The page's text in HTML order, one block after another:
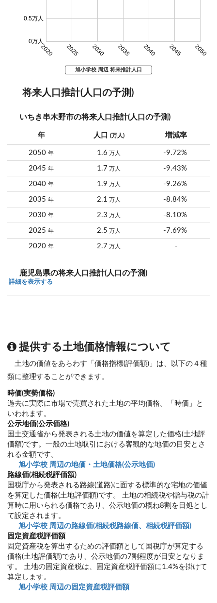
2020 2025 2030 2035 2040 2045 2050
0万人
0.5万人
旭小学校 周辺 将来推計人口
将来人口推計(人口の予測)
いちき串木野市の将来人口推計(人口の予測)
年 人口 (万人) 増減率
2050 年 1.6 万人 -9.72%
2045 年 1.7 万人 -9.43%
2040 年 1.9 万人 -9.26%
2035 年 2.1 万人 -8.84%
2030 年 2.3 万人 -8.10%
2025 年 2.5 万人 -7.69%
2020 年 2.7 万人 -
鹿児島県の将来人口推計(人口の予測)
詳細を表示する
提供する土地価格情報について
土地の価値をあらわす「価格指標(評価額)」は、以下の４種
類に整理することができます。
時価(実勢価格)
過去に実際に市場で売買された土地の平均価格。「時価」と
いわれます。
公示地価(公示価格)
国土交通省から発表される土地の価値を算定した価格(土地評
価額)です。一般の土地取引における客観的な地価の目安とさ
れる金額です。
旭小学校 周辺の地価・土地価格(公示地価)
路線価(相続税評価額)
国税庁から発表される路線(道路)に面する標準的な宅地の価値
を算定した価格(土地評価額)です。 土地の相続税や贈与税の計
算時に用いられる価格であり、公示地価の概ね8割を目処とし
て設定されます。
旭小学校 周辺の路線価(相続税路線価、相続税評価額)
固定資産税評価額
固定資産税を算出するための評価額として国税庁が算定する
価格(土地評価額)であり、公示地価の7割程度が目安となりま
す。 土地の固定資産税は、固定資産税評価額に1.4%を掛けて
算定します。
旭小学校 周辺の固定資産税評価額